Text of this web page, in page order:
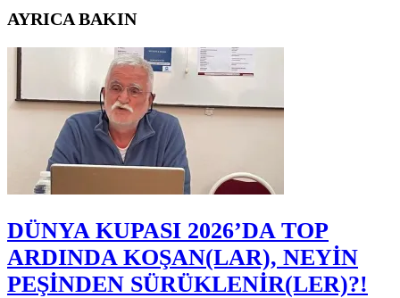
AYRICA BAKIN
DÜNYA KUPASI 2026’DA TOP
ARDINDA KOŞAN(LAR), NEYİN
PEŞİNDEN SÜRÜKLENİR(LER)?!